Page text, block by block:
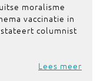
moralisme
vaccinatie in
columnist
Lees meer